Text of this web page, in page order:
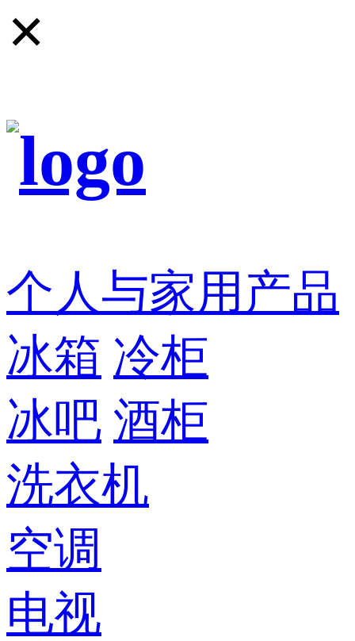
✕
个人与家用产品
冰箱 冷柜
冰吧 酒柜
洗衣机
空调
电视